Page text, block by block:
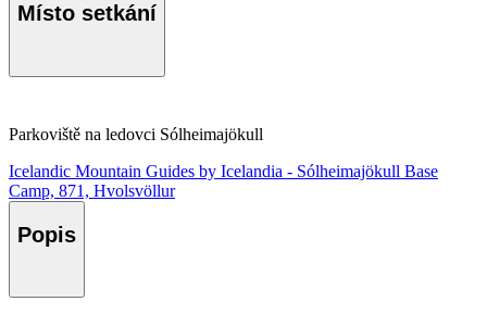
Místo setkání
Parkoviště na ledovci Sólheimajökull
Icelandic Mountain Guides by Icelandia - Sólheimajökull Base
Camp, 871, Hvolsvöllur
Popis